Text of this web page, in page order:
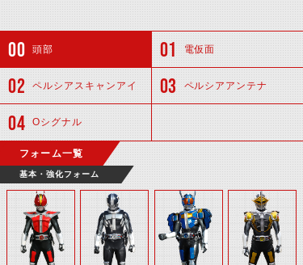
頭部 電仮面
ペルシアスキャンアイ ペルシアアンテナ
Oシグナル
フォーム一覧
基本・強化フォーム